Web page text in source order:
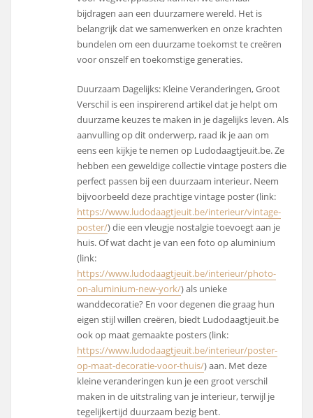
bijdragen aan een duurzamere wereld. Het is
belangrijk dat we samenwerken en onze krachten
bundelen om een duurzame toekomst te creëren
voor onszelf en toekomstige generaties.
Duurzaam Dagelijks: Kleine Veranderingen, Groot
Verschil is een inspirerend artikel dat je helpt om
duurzame keuzes te maken in je dagelijks leven. Als
aanvulling op dit onderwerp, raad ik je aan om
eens een kijkje te nemen op Ludodaagtjeuit.be. Ze
hebben een geweldige collectie vintage posters die
perfect passen bij een duurzaam interieur. Neem
bijvoorbeeld deze prachtige vintage poster (link:
https://www.ludodaagtjeuit.be/interieur/vintage-
poster/) die een vleugje nostalgie toevoegt aan je
huis. Of wat dacht je van een foto op aluminium
(link:
https://www.ludodaagtjeuit.be/interieur/photo-
on-aluminium-new-york/) als unieke
wanddecoratie? En voor degenen die graag hun
eigen stijl willen creëren, biedt Ludodaagtjeuit.be
ook op maat gemaakte posters (link:
https://www.ludodaagtjeuit.be/interieur/poster-
op-maat-decoratie-voor-thuis/) aan. Met deze
kleine veranderingen kun je een groot verschil
maken in de uitstraling van je interieur, terwijl je
tegelijkertijd duurzaam bezig bent.